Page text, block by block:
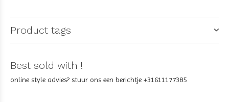
Product tags
Best sold with !
online style advies? stuur ons een berichtje +31611177385